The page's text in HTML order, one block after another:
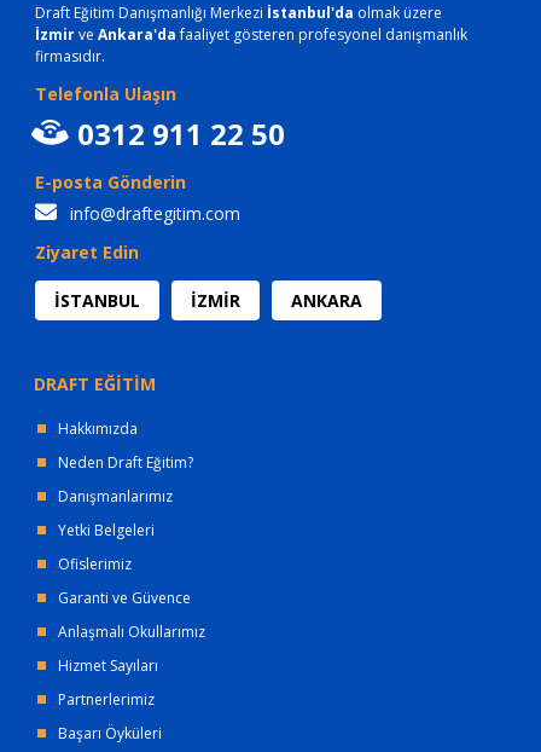
Draft Eğitim Danışmanlığı Merkezi İstanbul'da olmak üzere
İzmirve Ankara'dafaaliyet gösteren profesyonel danışmanlık
firmasıdır.
Telefonla Ulaşın
0312 911 22 50
E-posta Gönderin
info@draftegitim.com
Ziyaret Edin
İSTANBUL İZMİR ANKARA
DRAFT EĞİTİM
Hakkımızda
Neden Draft Eğitim?
Danışmanlarımız
Yetki Belgeleri
Ofislerimiz
Garanti ve Güvence
Anlaşmalı Okullarımız
Hizmet Sayıları
Partnerlerimiz
Başarı Öyküleri